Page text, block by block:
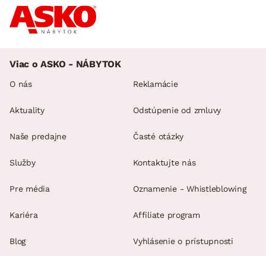
Viac o ASKO - NÁBYTOK
O nás
Aktuality
Naše predajne
Služby
Pre média
Kariéra
Blog
Reklamácie
Odstúpenie od zmluvy
Časté otázky
Kontaktujte nás
Oznamenie - Whistleblowing
Affiliate program
Vyhlásenie o prístupnosti